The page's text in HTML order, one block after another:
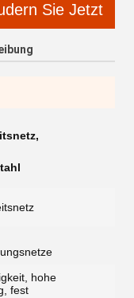
Sie Jetzt
,
hohe
fest